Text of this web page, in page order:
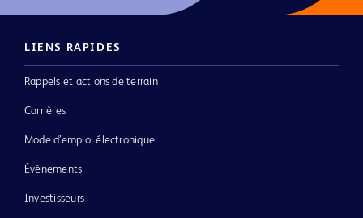
LIENS RAPIDES
Rappels et actions de terrain
Carrières
Mode d’emploi électronique
Événements
Investisseurs